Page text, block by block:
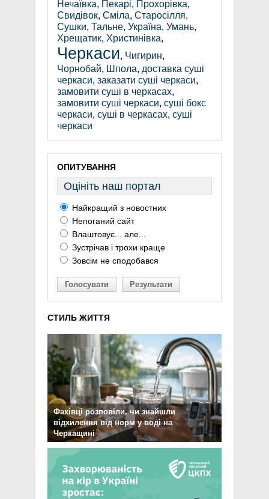
Нечаївка, Пекарі, Прохорівка,
Свидівок, Сміла, Старосілля,
Сушки, Тальне, Україна, Умань,
Хрещатик, Христинівка,
Черкаси, Чигирин,
Чорнобай, Шпола, доставка суші
черкаси, заказати суші черкаси,
замовити суші в черкасах,
замовити суші черкаси, суші бокс
черкаси, суші в черкасах, суші
черкаси
ОПИТУВАННЯ
Оцініть наш портал
Найкращий з новостних
Непоганий сайт
Влаштовує... але...
Зустрічав і трохи краще
Зовсім не сподобався
Голосувати Результати
СТИЛЬ ЖИТТЯ
Фахівці розповіли, чи знайшли
відхилення від норм у воді на
Черкащині